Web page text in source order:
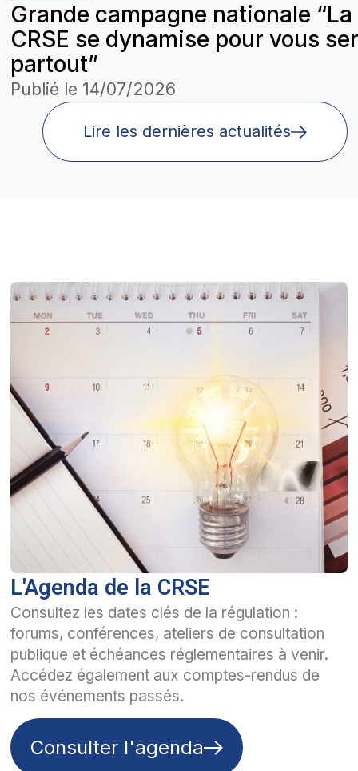
Grande campagne nationale “La
CRSE se dynamise pour vous
partout”
Publié le 14/07/2026
Lire les dernières actualités
L'Agenda de la CRSE
Consultez les dates clés de la régulation :
forums, conférences, ateliers de consultation
publique et échéances réglementaires à venir.
Accédez également aux comptes-rendus de
nos événements passés.
Consulter l'agenda